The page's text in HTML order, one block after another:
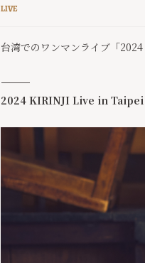
LIVE
台湾でのワンマンライブ「
――――――――――
2024 KIRINJI Live in Taipei